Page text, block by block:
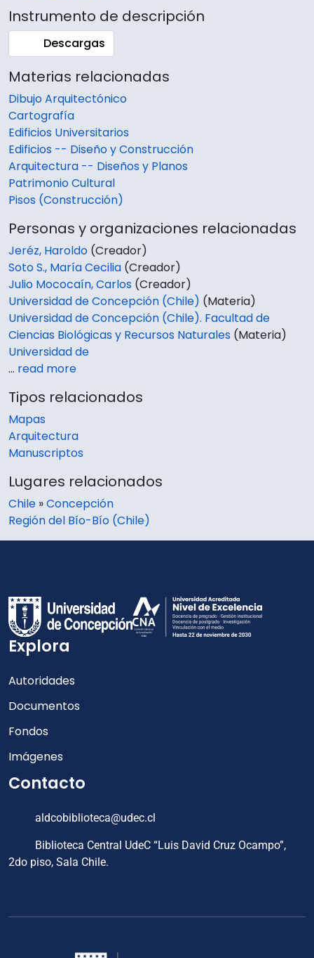
Instrumento de descripción
Descargas
Materias relacionadas
Dibujo Arquitectónico
Cartografía
Edificios Universitarios
Edificios -- Diseño y Construcción
Arquitectura -- Diseños y Planos
Patrimonio Cultural
Pisos (Construcción)
Personas y organizaciones relacionadas
Jeréz, Haroldo (Creador)
Soto S., María Cecilia (Creador)
Julio Mococaín, Carlos (Creador)
Universidad de Concepción (Chile) (Materia)
Universidad de Concepción (Chile). Facultad de
Ciencias Biológicas y Recursos Naturales (Materia)
Universidad de
… read more
Tipos relacionados
Mapas
Arquitectura
Manuscriptos
Lugares relacionados
Chile »Concepción
Región del Bío-Bío (Chile)
Explora
Autoridades
Documentos
Fondos
Imágenes
Contacto
aldcobiblioteca@udec.cl
Biblioteca Central UdeC “Luis David Cruz Ocampo”,
2do piso, Sala Chile.